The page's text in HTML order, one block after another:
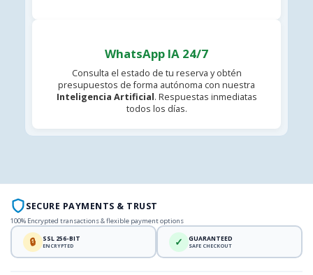
WhatsApp IA 24/7
Consulta el estado de tu reserva y obtén
presupuestos de forma autónoma con nuestra
Inteligencia Artificial. Respuestas inmediatas
todos los días.
SECURE PAYMENTS & TRUST
100% Encrypted transactions & flexible payment options
🔒 SSL 256-BIT
ENCRYPTED ✓ GUARANTEED
SAFE CHECKOUT